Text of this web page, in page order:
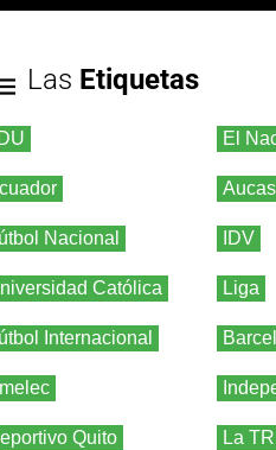
Las Etiquetas
El
Aucas
Nacional IDV
Católica Liga
Internacional
Quito La TRI